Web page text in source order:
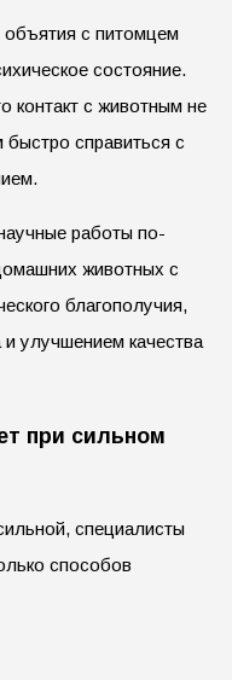
с питомцем
состояние.
контакт с животным не
справиться с
работы по-
животных с
благополучия,
улучшением качества
при сильном
специалисты
способов